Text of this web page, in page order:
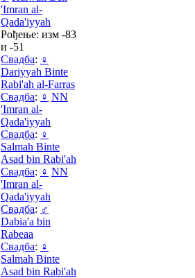
'Imran al-
Qada'iyyah
Рођење: изм -83
и -51
Свадба: ♀
Dariyyah Binte
Rabi'ah al-Farras
Свадба: ♀ NN
'Imran al-
Qada'iyyah
Свадба: ♀
Salmah Binte
Asad bin Rabi'ah
Свадба: ♀ NN
'Imran al-
Qada'iyyah
Свадба: ♂
Dabia'a bin
Rabeaa
Свадба: ♀
Salmah Binte
Asad bin Rabi'ah